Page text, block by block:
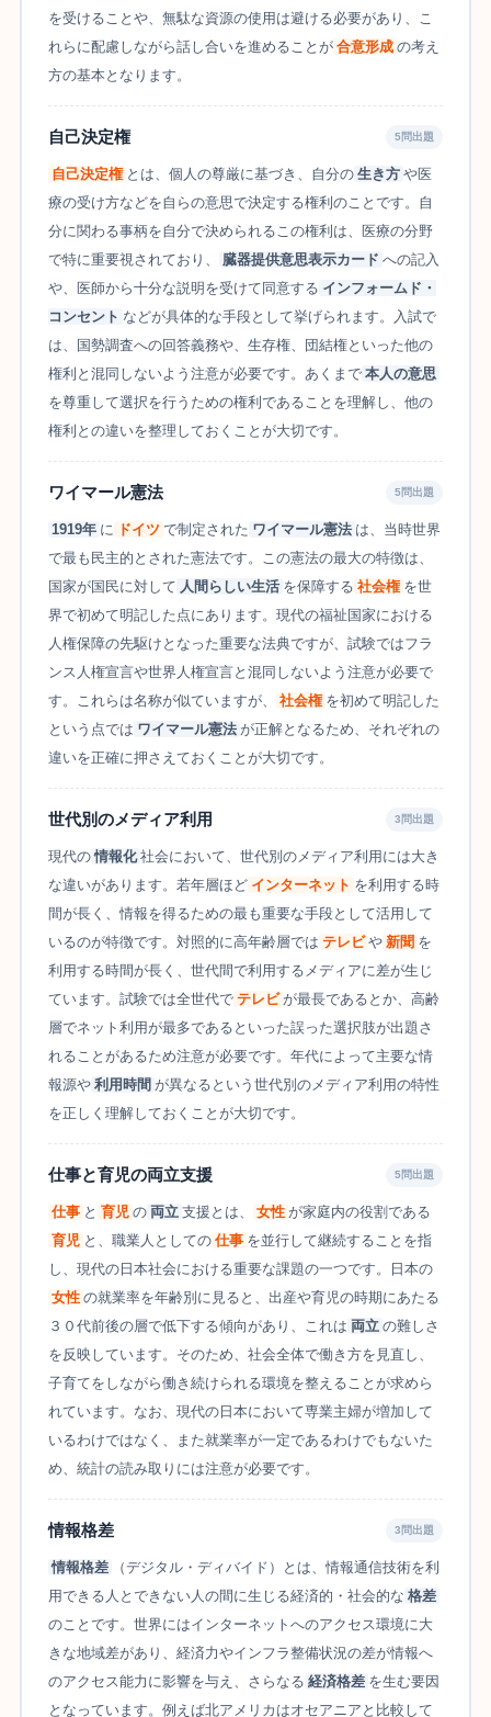
を受けることや、無駄な資源の使用は避ける必要があり、こ
れらに配慮しながら話し合いを進めることが 合意形成 の考え
方の基本となります。
自己決定権 5問出題
自己決定権 とは、個人の尊厳に基づき、自分の 生き方 や医
療の受け方などを自らの意思で決定する権利のことです。自
分に関わる事柄を自分で決められるこの権利は、医療の分野
で特に重要視されており、
臓器提供意思表示カード への記入
や、医師から十分な説明を受けて同意する インフォームド・
コンセント などが具体的な手段として挙げられます。入試で
は、国勢調査への回答義務や、生存権、団結権といった他の
権利と混同しないよう注意が必要です。あくまで 本人の意思
を尊重して選択を行うための権利であることを理解し、他の
権利との違いを整理しておくことが大切です。
ワイマール憲法 5問出題
1919年 に ドイツ で制定された ワイマール憲法 は、当時世界
で最も民主的とされた憲法です。この憲法の最大の特徴は、
国家が国民に対して 人間らしい生活 を保障する 社会権 を世
界で初めて明記した点にあります。現代の福祉国家における
人権保障の先駆けとなった重要な法典ですが、試験ではフラ
ンス人権宣言や世界人権宣言と混同しないよう注意が必要で
す。これらは名称が似ていますが、
社会権 を初めて明記した
という点では ワイマール憲法 が正解となるため、それぞれの
違いを正確に押さえておくことが大切です。
世代別のメディア利用 3問出題
現代の 情報化 社会において、世代別のメディア利用には大き
な違いがあります。若年層ほど インターネット を利用する時
間が長く、情報を得るための最も重要な手段として活用して
いるのが特徴です。対照的に高年齢層では テレビ や 新聞 を
利用する時間が長く、世代間で利用するメディアに差が生じ
ています。試験では全世代で テレビ が最長であるとか、高齢
層でネット利用が最多であるといった誤った選択肢が出題さ
れることがあるため注意が必要です。年代によって主要な情
報源や 利用時間 が異なるという世代別のメディア利用の特性
を正しく理解しておくことが大切です。
仕事と育児の両立支援 5問出題
仕事 と 育児 の 両立 支援とは、 女性 が家庭内の役割である
育児 と、職業人としての 仕事 を並行して継続することを指
し、現代の日本社会における重要な課題の一つです。日本の
女性 の就業率を年齢別に見ると、出産や育児の時期にあたる
３０代前後の層で低下する傾向があり、これは 両立 の難しさ
を反映しています。そのため、社会全体で働き方を見直し、
子育てをしながら働き続けられる環境を整えることが求めら
れています。なお、現代の日本において専業主婦が増加して
いるわけではなく、また就業率が一定であるわけでもないた
め、統計の読み取りには注意が必要です。
情報格差 3問出題
情報格差
（デジタル・ディバイド）とは、情報通信技術を利
用できる人とできない人の間に生じる経済的・社会的な 格差
のことです。世界にはインターネットへのアクセス環境に大
きな地域差があり、経済力やインフラ整備状況の差が情報へ
のアクセス能力に影響を与え、さらなる 経済格差 を生む要因
となっています。例えば北アメリカはオセアニアと比較して